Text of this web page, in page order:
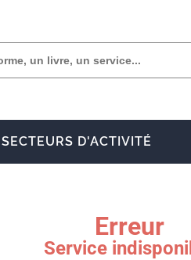
SECTEURS D'ACTIVITÉ
Erreur
Service